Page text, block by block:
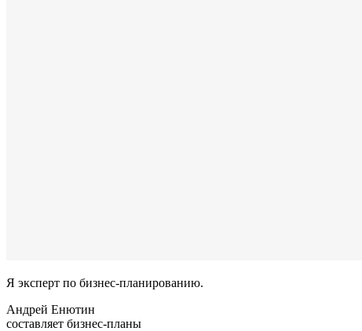
Я эксперт по бизнес-планированию.
Андрей Енютин
составляет бизнес-планы